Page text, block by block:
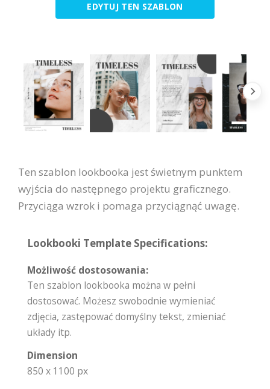
EDYTUJ TEN SZABLON
Ten szablon lookbooka jest świetnym punktem
wyjścia do następnego projektu graficznego.
Przyciąga wzrok i pomaga przyciągnąć uwagę.
Lookbooki Template Specifications:
Możliwość dostosowania:
Ten szablon lookbooka można w pełni
dostosować. Możesz swobodnie wymieniać
zdjęcia, zastępować domyślny tekst, zmieniać
układy itp.
Dimension
850 x 1100 px